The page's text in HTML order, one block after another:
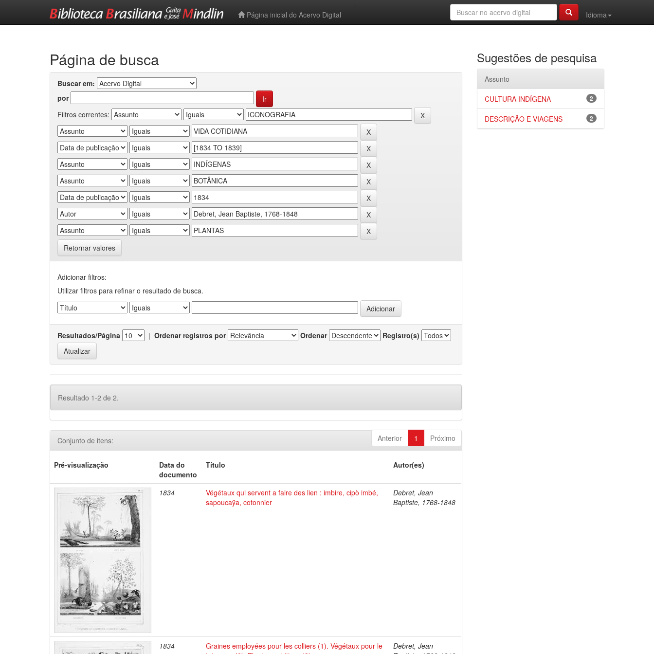
Página inicial do Acervo Digital
Idioma
Página de busca
Buscar em:
por
Filtros correntes:
Retornar valores
Adicionar filtros:
Utilizar filtros para refinar o resultado de busca.
Resultados/Página | Ordenar registros por Ordenar Registro(s)
Resultado 1-2 de 2.
Anterior 1 Próximo
Conjunto de itens:
Pré-visualização
Data do
documento
Título Autor(es)
1834
Végétaux qui servent a faire des lien : imbire, cipò imbé,
sapoucaÿa, cotonnier
Debret, Jean
Baptiste, 1768-1848
1834
Graines employées pour les colliers (1). Végétaux pour le
Debret, Jean
Sugestões de pesquisa
Assunto
2
CULTURA INDÍGENA
2
DESCRIÇÃO E VIAGENS